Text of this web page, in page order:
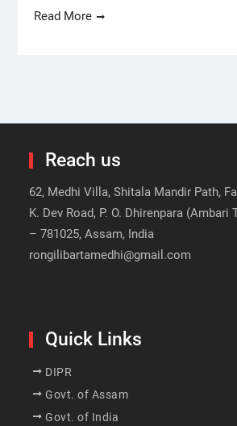
Read More
Reach us
62, Medhi Villa, Shitala Mandir Path,
K. Dev Road, P. O. Dhirenpara (Ambari
– 781025, Assam, India
rongilibartamedhi@gmail.com
Quick Links
DIPR
Govt. of Assam
Govt. of India